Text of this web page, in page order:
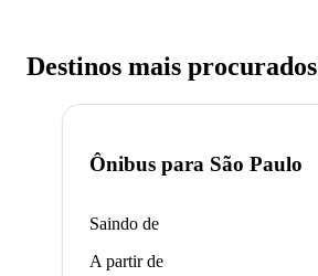
Destinos mais procurados
Ônibus para São Paulo
Saindo de
A partir de